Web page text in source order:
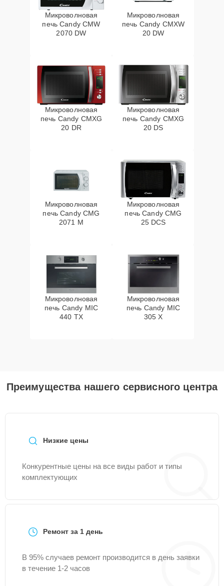
Микроволновая
печь Candy CMW
2070 DW
Микроволновая
печь Candy CMXW
20 DW
Микроволновая
печь Candy CMXG
20 DR
Микроволновая
печь Candy CMXG
20 DS
Микроволновая
печь Candy CMG
2071 M
Микроволновая
печь Candy CMG
25 DCS
Микроволновая
печь Candy MIC
440 TX
Микроволновая
печь Candy MIC
305 X
Преимущества нашего сервисного центра
Низкие цены
Конкурентные цены на все виды работ и типы
комплектующих
Ремонт за 1 день
В 95% случаев ремонт производится в день заявки
в течение 1-2 часов